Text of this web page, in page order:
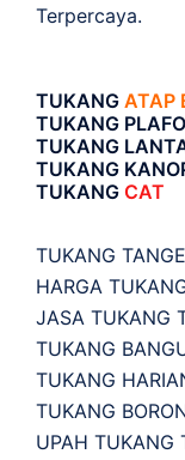
Terpercaya.
TUKANG ATAP
TUKANG
TUKANG
TUKANG
TUKANG CAT
TUKANG
HARGA
JASA TUKANG
TUKANG
TUKANG
TUKANG
UPAH TUKANG